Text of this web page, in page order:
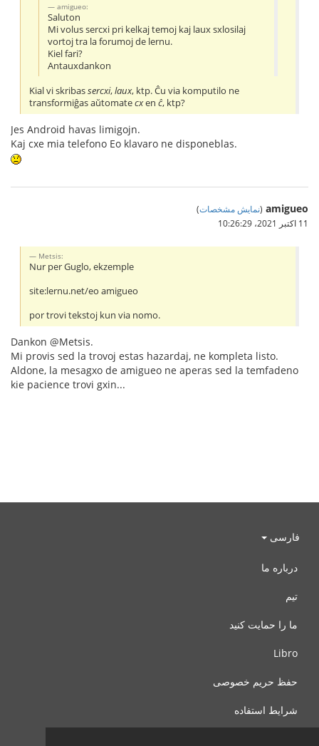
amigueo:
Saluton
Mi volus sercxi pri kelkaj temoj kaj laux sxlosilaj
vortoj tra la forumoj de lernu.
Kiel fari?
Antauxdankon
Kial vi skribassercxi,laux, ktp. Ĉu via komputilo ne
transformiĝas aŭtomatecxenĉ, ktp?
Jes Android havas limigojn.
Kaj cxe mia telefono Eo klavaro ne disponeblas.
amigueo
(نمایش مشخصات)
11 اکتبر 2021،‏ 10:26:29
Metsis:
Nur per Guglo, ekzemple
site:lernu.net/eo amigueo
por trovi tekstoj kun via nomo.
Dankon @Metsis.
Mi provis sed la trovoj estas hazardaj, ne kompleta listo.
Aldone, la mesagxo de amigueo ne aperas sed la temfadeno
kie pacience trovi gxin...
فارسی
درباره ما
تیم
ما را حمایت کنید
Libro
حفظ حریم خصوصی
شرایط استفاده